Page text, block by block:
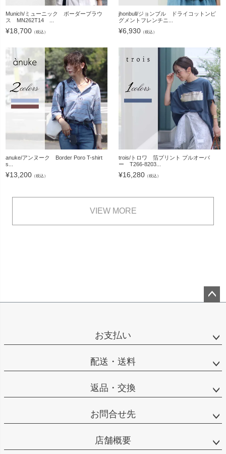
Munich/ミューニック ボーダーブラウ
ス MN262T14 ...
¥18,700 （税込）
jhonbull/ジョンブル ドライコットンピ
グメントフレンチニ...
¥6,930 （税込）
anuke/アンヌーク Border Poro T-shirt
s...
¥13,200 （税込）
trois/トロワ 箔プリント プルオーバ
ー T266-8203...
¥16,280 （税込）
VIEW MORE
お支払い
配送・送料
返品・交換
お問合せ先
店舗概要